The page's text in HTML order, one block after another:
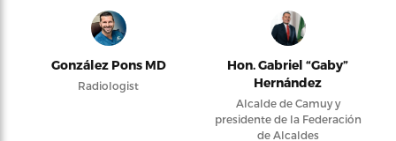
González Pons MD
Radiologist
Hon. Gabriel “Gaby”
Hernández
Alcalde de Camuy y
presidente de la Federación
de Alcaldes